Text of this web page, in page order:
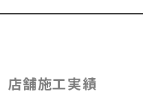
店舗施工実績